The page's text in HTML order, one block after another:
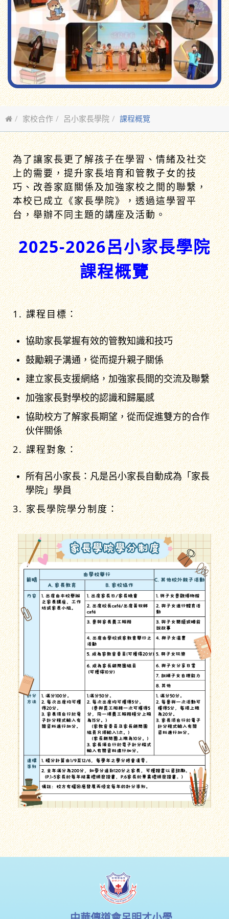
家校合作 呂小家長學院 課程概覽
為了讓家長更了解孩子在學習、情緒及社交
上的需要，提升家長培育和管教子女的技
巧、改善家庭關係及加強家校之間的聯繫，
本校已成立《家長學院》，透過這學習平
台，舉辦不同主題的講座及活動。
2025-2026呂小家長學院
課程概覽
1. 課程目標：
協助家長掌握有效的管教知識和技巧
鼓勵親子溝通，從而提升親子關係
建立家長支援網絡，加強家長間的交流及聯繫
加強家長對學校的認識和歸屬感
協助校方了解家長期望，從而促進雙方的合作
伙伴關係
2. 課程對象：
所有呂小家長：凡是呂小家長自動成為「家長
學院」學員
3. 家長學院學分制度：